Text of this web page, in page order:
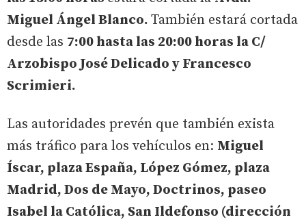
Miguel Ángel Blanco. También estará cortada
desde las 7:00 hasta las 20:00 horas la C/
Arzobispo José Delicado y Francesco
Scrimieri.
Las autoridades prevén que también exista
más tráfico para los vehículos en: Miguel
Íscar, plaza España, López Gómez, plaza
Madrid, Dos de Mayo, Doctrinos, paseo
Isabel la Católica, San Ildefonso (dirección